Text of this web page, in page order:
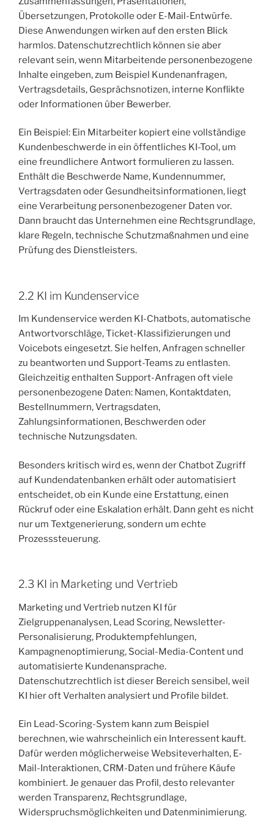
Übersetzungen, Protokolle oder E-Mail-Entwürfe.
Diese Anwendungen wirken auf den ersten Blick
harmlos. Datenschutzrechtlich können sie aber
relevant sein, wenn Mitarbeitende personenbezogene
Inhalte eingeben, zum Beispiel Kundenanfragen,
Vertragsdetails, Gesprächsnotizen, interne Konflikte
oder Informationen über Bewerber.
Ein Beispiel: Ein Mitarbeiter kopiert eine vollständige
Kundenbeschwerde in ein öffentliches KI-Tool, um
eine freundlichere Antwort formulieren zu lassen.
Enthält die Beschwerde Name, Kundennummer,
Vertragsdaten oder Gesundheitsinformationen, liegt
eine Verarbeitung personenbezogener Daten vor.
Dann braucht das Unternehmen eine Rechtsgrundlage,
klare Regeln, technische Schutzmaßnahmen und eine
Prüfung des Dienstleisters.
2.2 KI im Kundenservice
Im Kundenservice werden KI-Chatbots, automatische
Antwortvorschläge, Ticket-Klassifizierungen und
Voicebots eingesetzt. Sie helfen, Anfragen schneller
zu beantworten und Support-Teams zu entlasten.
Gleichzeitig enthalten Support-Anfragen oft viele
personenbezogene Daten: Namen, Kontaktdaten,
Bestellnummern, Vertragsdaten,
Zahlungsinformationen, Beschwerden oder
technische Nutzungsdaten.
Besonders kritisch wird es, wenn der Chatbot Zugriff
auf Kundendatenbanken erhält oder automatisiert
entscheidet, ob ein Kunde eine Erstattung, einen
Rückruf oder eine Eskalation erhält. Dann geht es nicht
nur um Textgenerierung, sondern um echte
Prozesssteuerung.
2.3 KI in Marketing und Vertrieb
Marketing und Vertrieb nutzen KI für
Zielgruppenanalysen, Lead Scoring, Newsletter-
Personalisierung, Produktempfehlungen,
Kampagnenoptimierung, Social-Media-Content und
automatisierte Kundenansprache.
Datenschutzrechtlich ist dieser Bereich sensibel, weil
KI hier oft Verhalten analysiert und Profile bildet.
Ein Lead-Scoring-System kann zum Beispiel
berechnen, wie wahrscheinlich ein Interessent kauft.
Dafür werden möglicherweise Websiteverhalten, E-
Mail-Interaktionen, CRM-Daten und frühere Käufe
kombiniert. Je genauer das Profil, desto relevanter
werden Transparenz, Rechtsgrundlage,
Widerspruchsmöglichkeiten und Datenminimierung.